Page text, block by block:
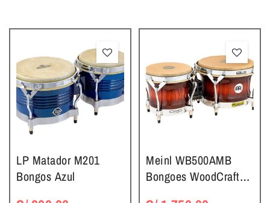
LP Matador M201
Bongos Azul
Meinl WB500AMB
Bongoes WoodCraft